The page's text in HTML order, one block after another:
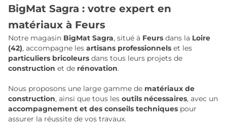
BigMat Sagra : votre expert en
matériaux à Feurs
Notre magasin BigMat Sagra, situé à Feurs dans la Loire
(42), accompagne les artisans professionnels et les
particuliers bricoleurs dans tous leurs projets de
construction et de rénovation.
Nous proposons une large gamme de matériaux de
construction, ainsi que tous les outils nécessaires, avec un
accompagnement et des conseils techniques pour
assurer la réussite de vos travaux.